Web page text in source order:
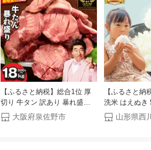
【ふるさと納税】総合1位 厚
切り 牛タン 訳あり 暴れ盛り
牛たん うなぎ 塩たん 食べ比
べ セット プレミアム たん元
大阪府泉佐野市
【ふるさと納
洗米 はえぬき
定期便も選べ
価 山形県産
山形県西